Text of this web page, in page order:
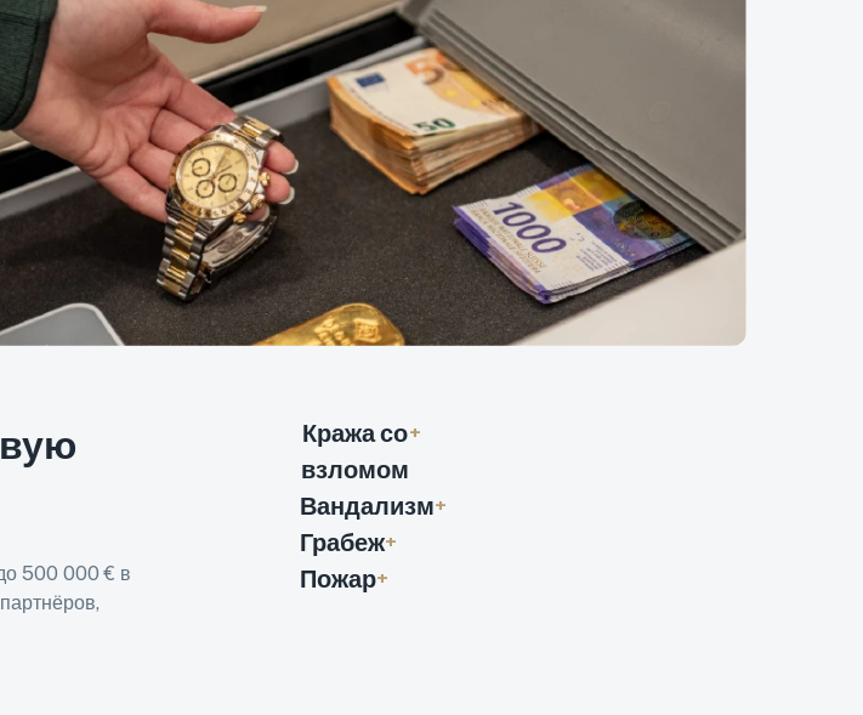
500 000 € в
Кража со
взломом
+
Вандализм+
Грабеж+
Пожар+